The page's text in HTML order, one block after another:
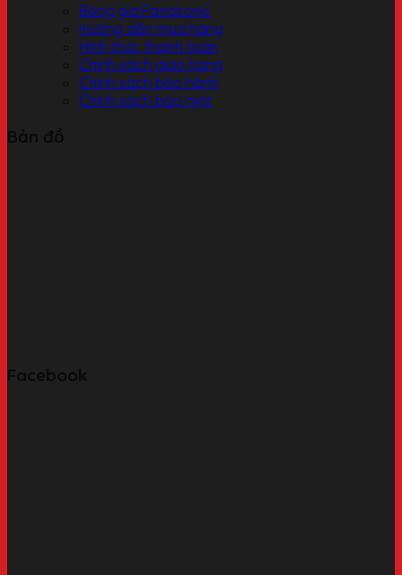
Bảng giá Panasonic
Hướng dẫn mua hàng
Hình thức thanh toán
Chính sách giao hàng
Chính sách bảo hành
Chính sách bảo mật